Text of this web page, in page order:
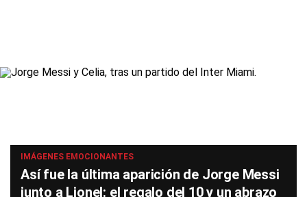
IMÁGENES EMOCIONANTES
Así fue la última aparición de Jorge Messi
junto a Lionel: el regalo del 10 y un abrazo